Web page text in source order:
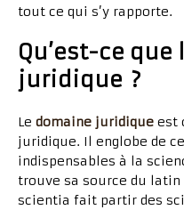
tout ce qui s’y rapporte.
Qu’est-ce
juridique ?
Le domaine juridique est
juridique. Il englobe de
indispensables à la
trouve sa source du
scientia fait partir des